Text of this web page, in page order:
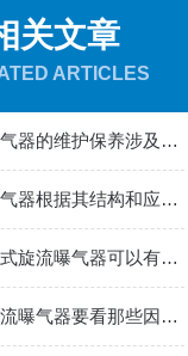
关文章
ARTICLES
射流曝气器的维护保养涉及多个方面
射流曝气器根据其结构和应用场景的不同，可分为多种类型
可提升式旋流曝气器可以有效地将气体溶解到水中
选购旋流曝气器要看那些因素？